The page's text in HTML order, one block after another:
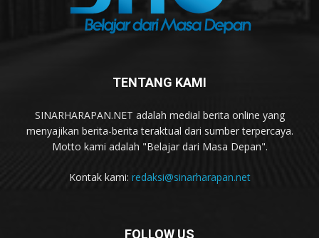
TENTANG KAMI
SINARHARAPAN.NET adalah medial berita online yang
menyajikan berita-berita teraktual dari sumber terpercaya.
Motto kami adalah "Belajar dari Masa Depan".
Kontak kami: redaksi@sinarharapan.net
FOLLOW US